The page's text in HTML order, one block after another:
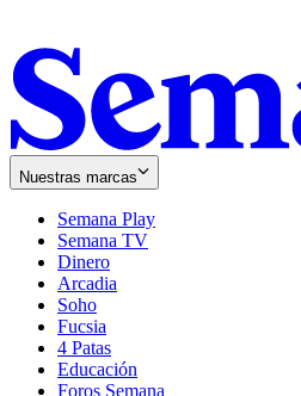
Nuestras marcas
Semana Play
Semana TV
Dinero
Arcadia
Soho
in
new
window
Fucsia
in
new
window
4 Patas
Educación
Foros Semana